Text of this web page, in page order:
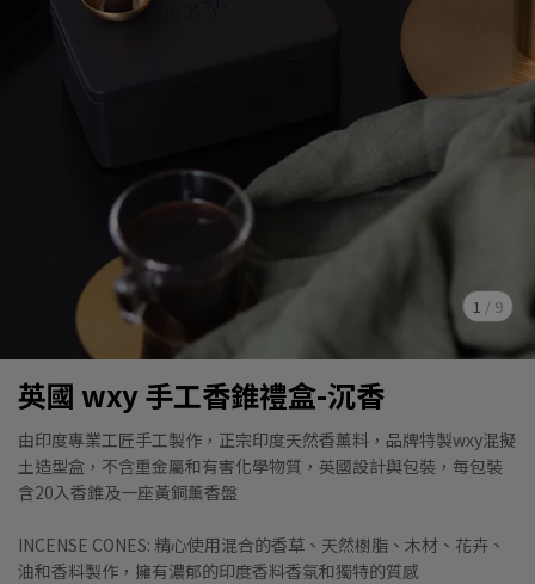
1 / 9
英國 wxy 手工香錐禮盒-沉香
由印度專業工匠手工製作，正宗印度天然香薰料，品牌特製wxy混擬
土造型盒，不含重金屬和有害化學物質，英國設計與包裝，每包裝
含20入香錐及一座黃銅薰香盤
INCENSE CONES: 精心使用混合的香草、天然樹脂、木材、花卉、
油和香料製作，擁有濃郁的印度香料香氛和獨特的質感